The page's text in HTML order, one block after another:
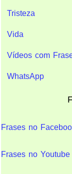
Tristeza
Vida
Vídeos com
WhatsApp
Frases no
Frases no Youtube